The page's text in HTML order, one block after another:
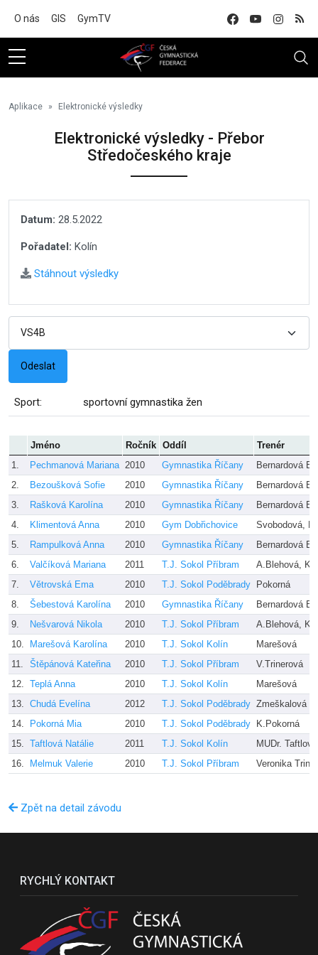
O nás GIS GymTV
Aplikace Elektronické výsledky
Elektronické výsledky - Přebor
Středočeského kraje
Datum: 28.5.2022
Pořadatel: Kolín
Stáhnout výsledky
Sport: sportovní gymnastika žen
Jméno Ročník Oddíl
Trenér
1.
Pechmanová Mariana 2010 Gymnastika Říčany
Bernardová
2.
Bezoušková Sofie 2010 Gymnastika Říčany
Bernardová
3.
Rašková Karolína 2010 Gymnastika Říčany
Bernardová
4.
Klimentová Anna 2010 Gym Dobřichovice
Svobodová,
5.
Rampulková Anna 2010 Gymnastika Říčany
Bernardová
6.
Valčíková Mariana 2011 T.J. Sokol Příbram
A.Blehová,
7.
Větrovská Ema 2010 T.J. Sokol Poděbrady
Pokorná
8.
Šebestová Karolína 2010 Gymnastika Říčany
Bernardová
9.
Nešvarová Nikola 2010 T.J. Sokol Příbram
A.Blehová,
10.
Marešová Karolína 2010 T.J. Sokol Kolín
Marešová
11.
Štěpánová Kateřina 2010 T.J. Sokol Příbram
V.Trinerová
12. Teplá Anna 2010 T.J. Sokol Kolín
Marešová
13. Chudá Evelína 2012 T.J. Sokol Poděbrady Zmeškalová
14.
Pokorná Mia 2010 T.J. Sokol Poděbrady
K.Pokorná
15. Taftlová Natálie 2011 T.J. Sokol Kolín
MUDr. Taftlová
16.
Melmuk Valerie 2010 T.J. Sokol Příbram Veronika
Zpět na detail závodu
RYCHLÝ KONTAKT